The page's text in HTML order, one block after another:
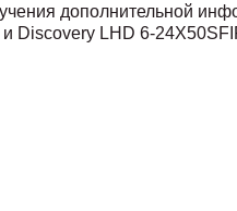
дополнительной
Discovery LHD 6-